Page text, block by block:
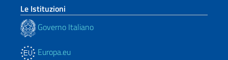
Le Istituzioni
Governo Italiano
Europa.eu